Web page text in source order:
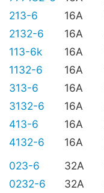
213-6
16A
2132-6
16A
113-6k
16A
1132-6
16A
313-6
16A
3132-6
16A
413-6
16A
4132-6
16A
023-6
32A
0232-6
32A